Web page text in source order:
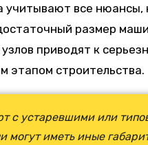
учитывают все
размер
приводят к
этапом строительства.
с устаревшими или
иметь иные